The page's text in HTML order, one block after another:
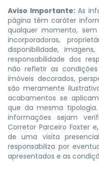
Aviso Importante:As
página têm caráter
qualquer momento,
incorporadoras,
disponibilidade,
responsabilidade dos
não refletir as
imóveis decorados,
são meramente
acabamentos se
que da mesma
informações sejam
Corretor Parceiro Foxter
de uma visita
responsabiliza por
apresentados e as